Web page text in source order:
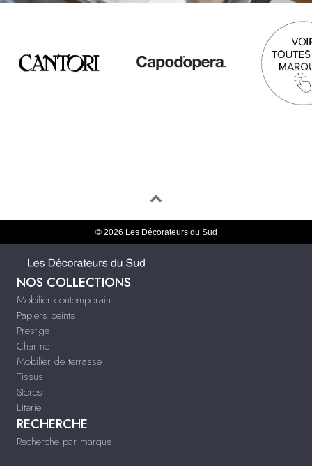
© 2026 Les Décorateurs du Sud
NOS COLLECTIONS
Mobilier contemporain
Papiers peints
Prestige
Charme
Mobilier de terrasse
Tissus
Stores
Literie
RECHERCHE
Recherche par marque